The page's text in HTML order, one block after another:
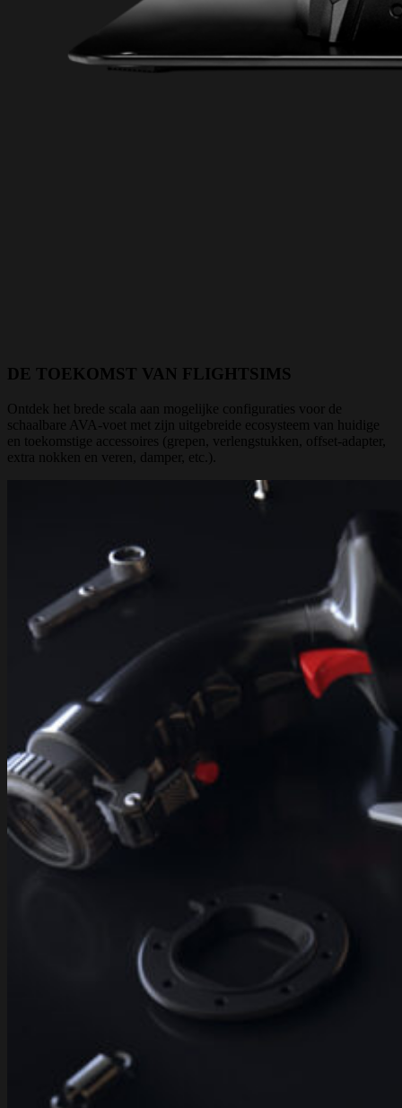
DE TOEKOMST VAN FLIGHTSIMS
Ontdek het brede scala aan mogelijke configuraties voor de
schaalbare AVA-voet met zijn uitgebreide ecosysteem van huidige
en toekomstige accessoires (grepen, verlengstukken, offset-adapter,
extra nokken en veren, damper, etc.).